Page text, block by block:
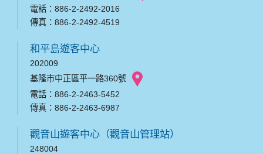
電話：886-2-2492-2016
傳真：886-2-2492-4519
和平島遊客中心
202009
基隆市中正區平一路360號
電話：886-2-2463-5452
傳真：886-2-2463-6987
觀音山遊客中心（觀音山管理站）
248004